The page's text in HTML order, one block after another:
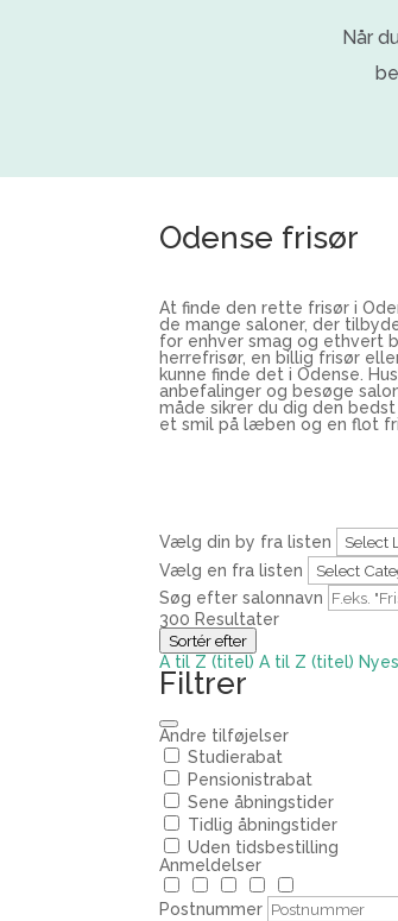
Når
Odense frisør
At finde den rette frisør i
de mange saloner, der
for enhver smag og ethvert
herrefrisør, en billig frisør
kunne finde det i Odense.
anbefalinger og besøge
måde sikrer du dig den
et smil på læben og en flot
Vælg din by fra listen
Vælg en fra listen
Søg efter salonnavn
300 Resultater
Sortér efter
A til Z (titel) A til Z (titel)
Filtrer
Andre tilføjelser
Studierabat
Pensionistrabat
Sene åbningstider
Tidlig åbningstider
Uden tidsbestilling
Anmeldelser
Postnummer